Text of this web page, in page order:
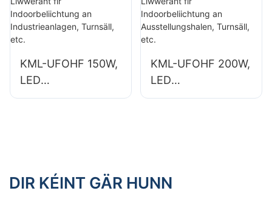
Lagerhaiser an
aner
Beliichtungsanwen
dungen am Indoor-
Beräich.
Lagerhaiser an
aner
Beliichtungsanwen
dungen am Indoor-
Beräich.
KML-UFOHF 150W,
LED
Héichbuchtluuchte
Turnsäll, etc.
KML-UFOHF 200W,
LED
Héichbuchtluuchte
Turnsäll, etc.
DIR KÉINT GÄR HUNN